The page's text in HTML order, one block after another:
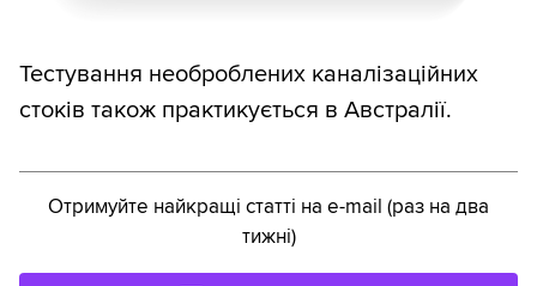
Тестування необроблених каналізаційних
стоків також практикується в Австралії.
Отримуйте найкращі статті на e-mail (раз на два
тижні)